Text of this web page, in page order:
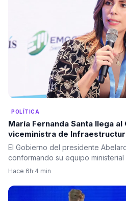
POLÍTICA
María Fernanda Santa llega
viceministra de
El Gobierno del presidente
conformando su equipo
Hace 6h·4 min